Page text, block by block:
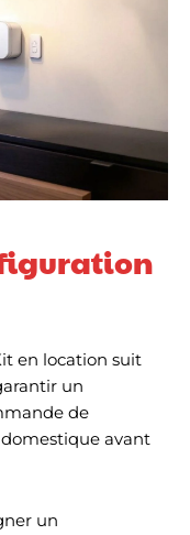
en location suit
un
de
avant
un